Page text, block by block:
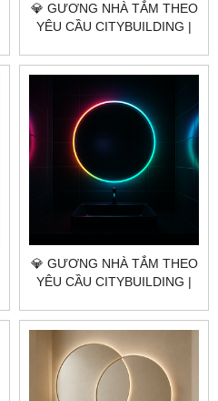
💎 GƯƠNG NHÀ TẮM THEO
YÊU CẦU CITYBUILDING |
GIÁ GƯƠNG NHÀ TẮM XÃ
💎 GƯƠNG NHÀ TẮM THEO
YÊU CẦU CITYBUILDING |
GIÁ GƯƠNG NHÀ TẮM XÃ
KIM LONG TP.HCM